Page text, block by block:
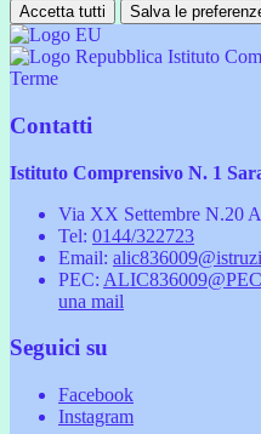
Accetta tutti Salva le
Istituto
Terme
Contatti
Istituto Comprensivo N. 1
Via XX Settembre N.20
Tel: 0144/322723
Email:
PEC:
una mail
Seguici su
Facebook
Instagram